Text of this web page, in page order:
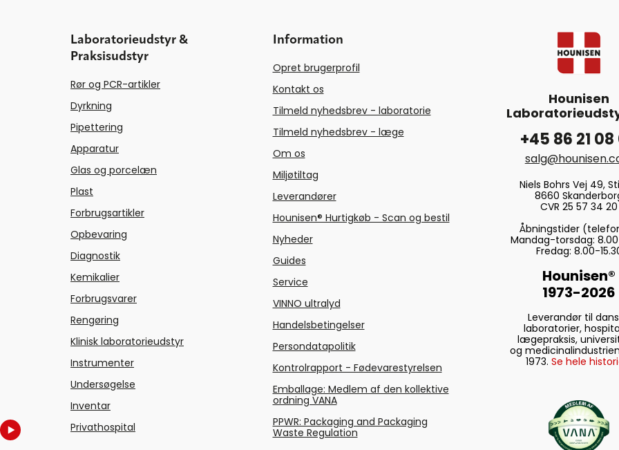
Laboratorieudstyr &
Praksisudstyr
Rør og PCR-artikler
Dyrkning
Pipettering
Apparatur
Glas og porcelæn
Plast
Forbrugsartikler
Opbevaring
Diagnostik
Kemikalier
Forbrugsvarer
Rengøring
Klinisk laboratorieudstyr
Instrumenter
Undersøgelse
Inventar
Privathospital
Information
Opret brugerprofil
Kontakt os
Tilmeld nyhedsbrev - laboratorie
Tilmeld nyhedsbrev - læge
Om os
Miljøtiltag
Leverandører
Hounisen® Hurtigkøb - Scan og bestil
Nyheder
Guides
Service
VINNO ultralyd
Handelsbetingelser
Persondatapolitik
Kontrolrapport - Fødevarestyrelsen
Emballage: Medlem af den kollektive
ordning VANA
PPWR: Packaging and Packaging
Waste Regulation
Hounisen
+45 86 21
Niels Bohrs Vej 49,
8660
CVR 25 57 34 20
Åbningstider
Mandag-torsdag:
Fredag: 8.00-
Hounisen®
1973-2026
Leverandør til
laboratorier,
lægepraksis,
og
1973. Se hele